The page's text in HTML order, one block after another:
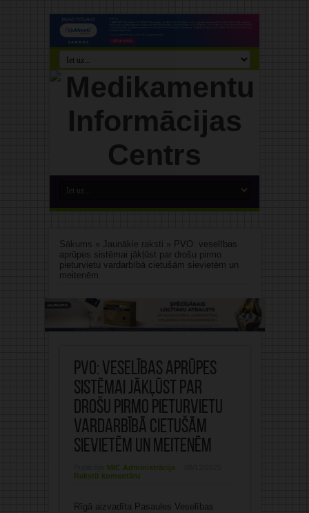
Sākums » Jaunākie raksti » PVO: veselības
aprūpes sistēmai jākļūst par drošu pirmo
pieturvietu vardarbībā cietušām sievietēm un
meitenēm
PVO: veselības aprūpes
sistēmai jākļūst par
drošu pirmo pieturvietu
vardarbībā cietušām
sievietēm un meitenēm
MIC Administrācija
Rakstīt komentāru
Rīgā aizvadīta Pasaules Veselības